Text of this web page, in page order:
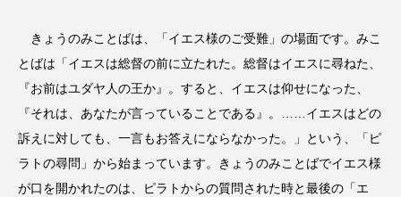
きょうのみことばは、「イエス様のご受難」の場面です。みこ
とばは「イエスは総督の前に立たれた。総督はイエスに尋ねた、
『お前はユダヤ人の王か』。すると、イエスは仰せになった、
『それは、あなたが言っていることである』。……イエスはどの
訴えに対しても、一言もお答えにならなかった。」という、「ピ
ラトの尋問」から始まっています。きょうのみことばでイエス様
が口を開かれたのは、ピラトからの質問された時と最後の「エ